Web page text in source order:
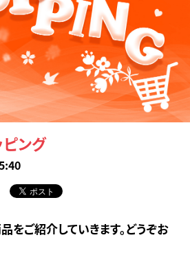
ング
をご紹介していきます。どうぞお